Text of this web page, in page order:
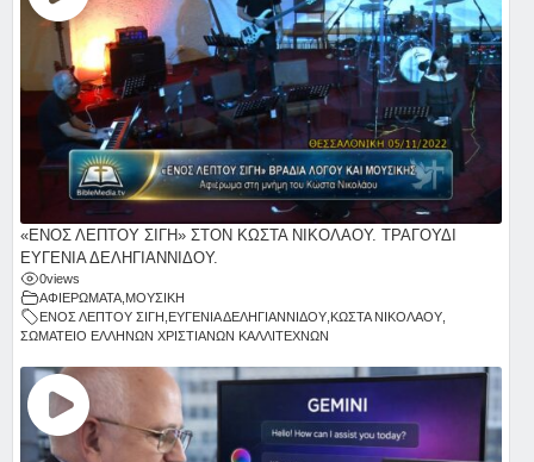
«ΕΝΟΣ ΛΕΠΤΟΥ ΣΙΓΗ» ΣΤΟΝ ΚΩΣΤΑ ΝΙΚΟΛΑΟΥ. ΤΡΑΓΟΥΔΙ
ΕΥΓΕΝΙΑ ΔΕΛΗΓΙΑΝΝΙΔΟΥ.
0views
ΑΦΙΕΡΩΜΑΤΑ ΜΟΥΣΙΚΗ
ΕΝΟΣ ΛΕΠΤΟΥ ΣΙΓΗ ΕΥΓΕΝΙΑ ΔΕΛΗΓΙΑΝΝΙΔΟΥ ΚΩΣΤΑ ΝΙΚΟΛΑΟΥ
ΣΩΜΑΤΕΙΟ ΕΛΛΗΝΩΝ ΧΡΙΣΤΙΑΝΩΝ ΚΑΛΛΙΤΕΧΝΩΝ